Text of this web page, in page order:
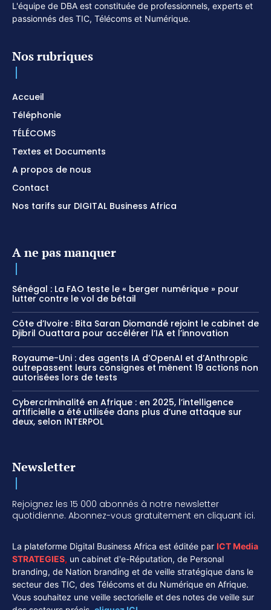
L'équipe de DBA est constituée de professionnels, experts et
passionnés des TIC, Télécoms et Numérique.
Nos rubriques
Accueil
Téléphonie
TÉLÉCOMS
Textes et Documents
A propos de nous
Contact
Nos tarifs sur DIGITAL Business Africa
A ne pas manquer
Sénégal : La FAO teste le « berger numérique » pour
lutter contre le vol de bétail
Côte d’Ivoire : Bita Saran Diomandé rejoint le cabinet de
Djibril Ouattara pour accélérer l’IA et l’innovation
Royaume-Uni : des agents IA d’OpenAI et d’Anthropic
outrepassent leurs consignes et mènent 19 actions non
autorisées lors de tests
Cybercriminalité en Afrique : en 2025, l’intelligence
artificielle a été utilisée dans plus d’une attaque sur
deux, selon INTERPOL
Newsletter
Rejoignez les 15 000 abonnés à notre newsletter
quotidienne. Abonnez-vous gratuitement en cliquant ici.
La plateforme Digital Business Africa est éditée par ICT Media
STRATEGIES, un cabinet d'e-Réputation, de Personal
branding, de Nation branding et de veille stratégique dans le
secteur des TIC, des Télécoms et du Numérique en Afrique.
Vous souhaitez une veille sectorielle et des notes de veille sur